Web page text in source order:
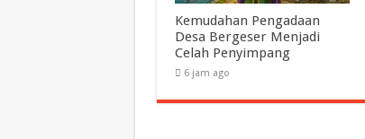
Kemudahan Pengadaan
Desa Bergeser Menjadi
Celah Penyimpang
6 jam ago